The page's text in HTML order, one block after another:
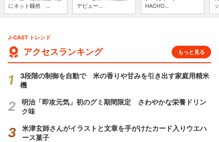
にネット騒然 ...
デビュー...
HACHO...
J-CAST トレンド
アクセスランキング もっと見る
3段階の制御を自動で 米の香りや甘みを引き出す家庭用精米
機
明治「即攻元気」初のグミ期間限定 さわやかな栄養ドリン
ク味
米津玄師さんがイラストと文章を手がけたカード入りウエハ
ース菓子